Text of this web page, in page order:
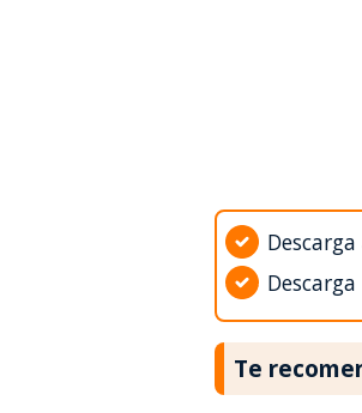
Te